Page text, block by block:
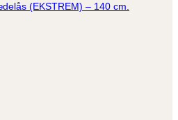
(EKSTREM) – 140 cm.